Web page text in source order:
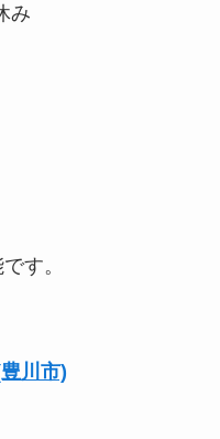
み
す。
川市)